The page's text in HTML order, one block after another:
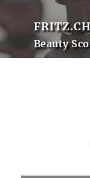
Beauty